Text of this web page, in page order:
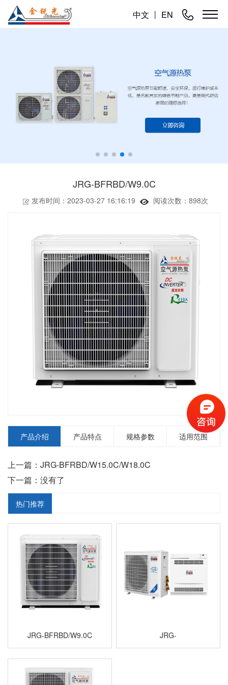
中文 丨 EN
JRG-BFRBD/W9.0C
发布时间：2023-03-27 16:16:19 阅读次数： 898次
产品介绍 产品特点 规格参数 适用范围
上一篇：JRG-BFRBD/W15.0C/W18.0C
下一篇：没有了
热门推荐
JRG-BFRBD/W9.0C
JRG-
RF/W03.0C/W04.0C/W07.0C